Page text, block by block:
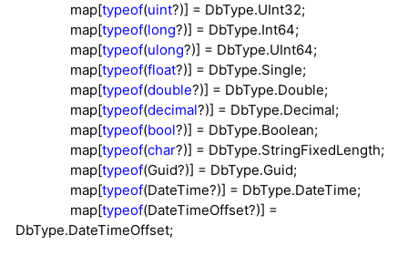
map[typeof(uint?)] = DbType.UInt32;
map[typeof(long?)] = DbType.Int64;
map[typeof(ulong?)] = DbType.UInt64;
map[typeof(float?)] = DbType.Single;
map[typeof(double?)] = DbType.Double;
map[typeof(decimal?)] = DbType.Decimal;
map[typeof(bool?)] = DbType.Boolean;
map[typeof(char?)] = DbType.StringFixedLength;
map[typeof(Guid?)] = DbType.Guid;
map[typeof(DateTime?)] = DbType.DateTime;
map[typeof(DateTimeOffset?)] =
DbType.DateTimeOffset;